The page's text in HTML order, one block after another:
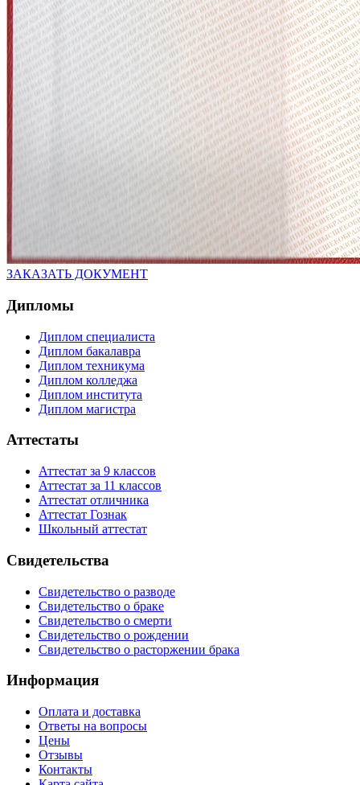
ЗАКАЗАТЬ ДОКУМЕНТ
Дипломы
Диплом специалиста
Диплом бакалавра
Диплом техникума
Диплом колледжа
Диплом института
Диплом магистра
Аттестаты
Аттестат за 9 классов
Аттестат за 11 классов
Аттестат отличника
Аттестат Гознак
Школьный аттестат
Свидетельства
Свидетельство о разводе
Свидетельство о браке
Свидетельство о смерти
Свидетельство о рождении
Свидетельство о расторжении брака
Информация
Оплата и доставка
Ответы на вопросы
Цены
Отзывы
Контакты